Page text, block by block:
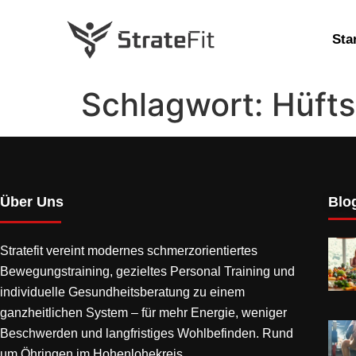
Schlagwort:
Über Uns
Stratefit vereint modernes schmerzorientiertes
Bewegungstraining, gezieltes Personal Training und
individuelle Gesundheitsberatung zu einem
ganzheitlichen System – für mehr Energie, weniger
Beschwerden und langfristiges Wohlbefinden. Rund